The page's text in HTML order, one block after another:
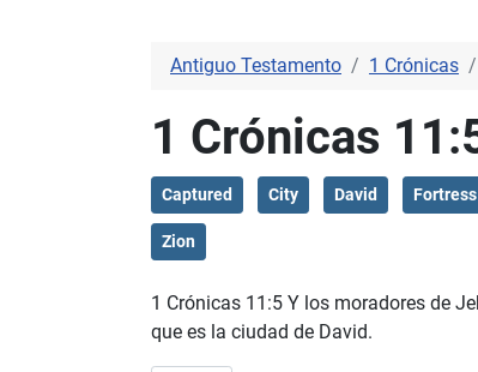
Antiguo Testamento 1 Crónicas
1 Crónicas
Captured City David Fortress
Zion
1 Crónicas 11:5 Y los moradores de
que es la ciudad de David.